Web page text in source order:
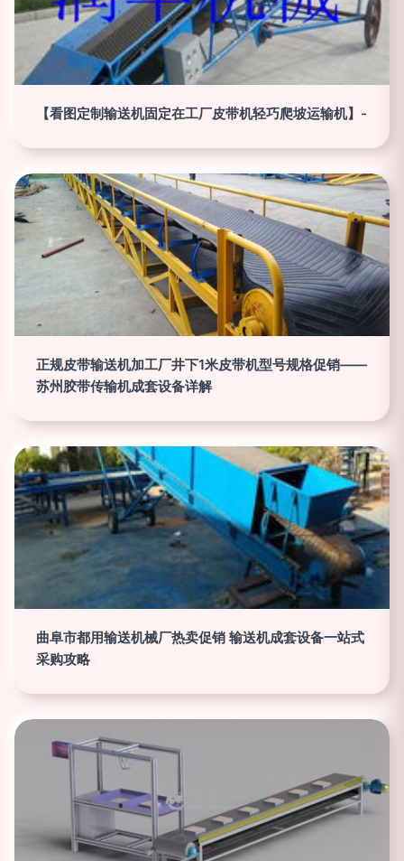
【看图定制输送机固定在工厂皮带机轻巧爬坡运输机】-
正规皮带输送机加工厂井下1米皮带机型号规格促销——
苏州胶带传输机成套设备详解
曲阜市都用输送机械厂热卖促销 输送机成套设备一站式
采购攻略